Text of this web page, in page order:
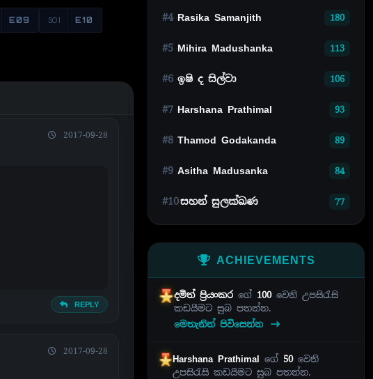
E09 S01 E10
2017-09-28
REPLY
2017-09-28
#4 Rasika Samanjith 180
#5 Mihira Madushanka 113
#6 ඉෂි ද සිල්වා 106
#7 Harshana Prathimal 93
#8 Thamod Godakanda 89
#9 Asitha Madusanka 84
#10සහන් සුලක්ඛණ 77
ACHIEVEMENTS
දමිත් ප්‍රියංකර ගේ 100වෙනි උපසිරැසි
කඩයීමට සුබ පතන්න.
මෙතැනින් පිවිසෙන්න
Harshana Prathimal ගේ 50වෙනි
උපසිරැසි කඩයීමට සුබ පතන්න.